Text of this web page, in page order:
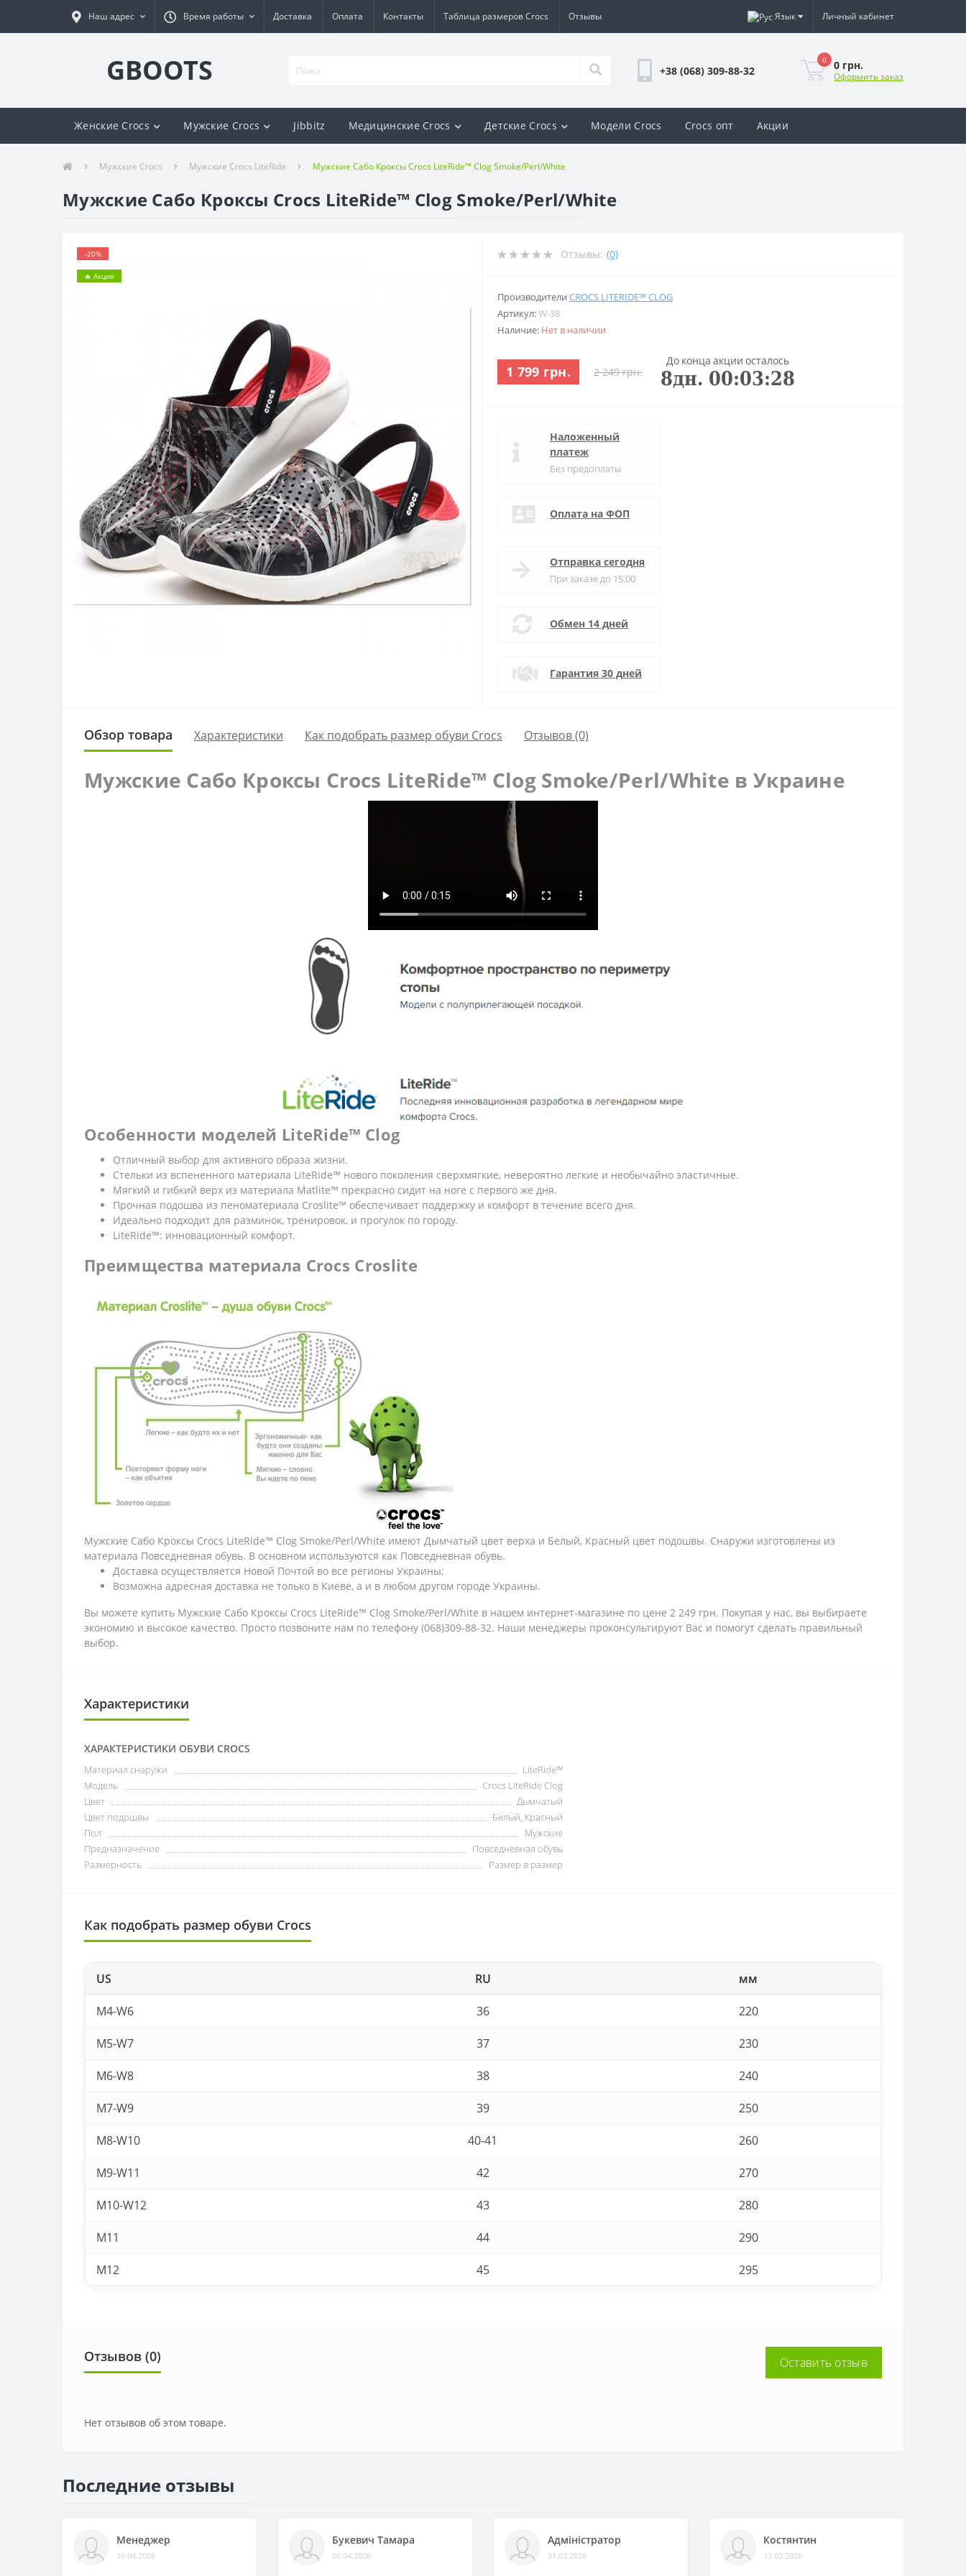
Наш адрес Время работы Доставка Оплата Контакты Таблица размеров Crocs Отзывы Язык Личный кабинет
GBOOTS +38 (068) 309-88-32
0 0 грн.
Оформить заказ
Женские Crocs Мужские Crocs Jibbitz Медицинские Crocs Детские Crocs Модели Crocs Crocs опт Акции
Мужские Crocs Мужские Crocs LiteRide Мужские Сабо Кроксы Crocs LiteRide™ Clog Smoke/Perl/White
Мужские Сабо Кроксы Crocs LiteRide™ Clog Smoke/Perl/White
-20%
🔥 Акция
Отзывы: (0)
Производители CROCS LITERIDE™ CLOG
Артикул:W-38
Наличие: Нет в наличии
1 799 грн. 2 249 грн.
До конца акции осталось
8дн. 00:03:27
Наложенный
платеж
Без предоплаты
Оплата на ФОП
Отправка сегодня
При заказе до 15:00
Обмен 14 дней
Гарантия 30 дней
Обзор товара Характеристики Как подобрать размер обуви Crocs Отзывов (0)
Мужские Сабо Кроксы Crocs LiteRide™ Clog Smoke/Perl/White в Украине
Особенности моделей LiteRide™ Clog
Отличный выбор для активного образа жизни.
Стельки из вспененного материала LiteRide™ нового поколения сверхмягкие, невероятно легкие и необычайно эластичные.
Мягкий и гибкий верх из материала Matlite™ прекрасно сидит на ноге с первого же дня.
Прочная подошва из пеноматериала Croslite™ обеспечивает поддержку и комфорт в течение всего дня.
Идеально подходит для разминок, тренировок, и прогулок по городу.
LiteRide™: инновационный комфорт.
Преимщества материала Crocs Croslite
Мужские Сабо Кроксы Crocs LiteRide™ Clog Smoke/Perl/White имеют Дымчатый цвет верха и Белый, Красный цвет подошвы. Снаружи изготовлены из
материала Повседневная обувь. В основном используются как Повседневная обувь.
Доставка осуществляется Новой Почтой во все регионы Украины;
Возможна адресная доставка не только в Киеве, а и в любом другом городе Украины.
Вы можете купить Мужские Сабо Кроксы Crocs LiteRide™ Clog Smoke/Perl/White в нашем интернет-магазине по цене 2 249 грн. Покупая у нас, вы выбираете
экономию и высокое качество. Просто позвоните нам по телефону (068)309-88-32. Наши менеджеры проконсультируют Вас и помогут сделать правильный
выбор.
Характеристики
ХАРАКТЕРИСТИКИ ОБУВИ CROCS
Материал снаружи
LiteRide™
Модель
Crocs LiteRide Clog
Цвет
Дымчатый
Цвет подошвы
Белый, Красный
Пол
Мужские
Предназначение
Повседневная обувь
Размерность
Размер в размер
Как подобрать размер обуви Crocs
US RU мм
M4-W6 36 220
M5-W7 37 230
M6-W8 38 240
M7-W9 39 250
M8-W10 40-41 260
M9-W11 42 270
M10-W12 43 280
M11 44 290
M12 45 295
Отзывов (0) Оставить отзыв
Нет отзывов об этом товаре.
Последние отзывы
Менеджер
16.04.2026
Букевич Тамара
06.04.2026
Адміністратор
31.03.2026
Костянтин
13.03.2026